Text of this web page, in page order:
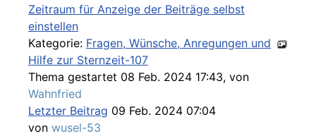
Zeitraum für Anzeige der Beiträge selbst
einstellen
Kategorie: Fragen, Wünsche, Anregungen und
Hilfe zur Sternzeit-107
Thema gestartet 08 Feb. 2024 17:43, von
Wahnfried
Letzter Beitrag 09 Feb. 2024 07:04
von wusel-53